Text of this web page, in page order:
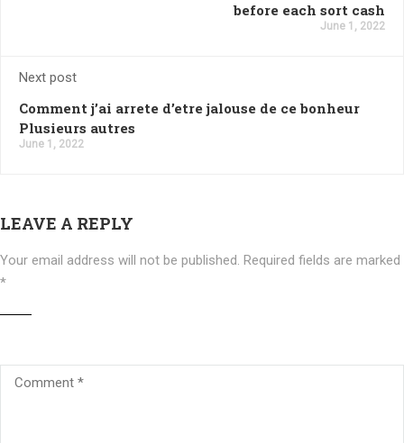
before each sort cash
June 1, 2022
Next post
Comment j’ai arrete d’etre jalouse de ce bonheur
Plusieurs autres
June 1, 2022
LEAVE A REPLY
Your email address will not be published. Required fields are marked
*